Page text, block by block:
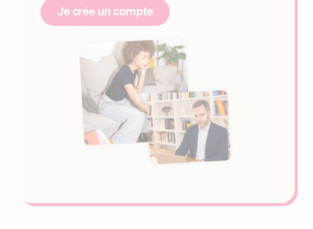
Je crée un compte